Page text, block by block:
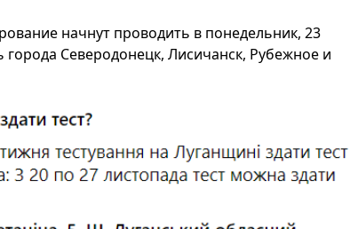
начнут проводить в понедельник, 23
Северодонецк, Лисичанск, Рубежное и